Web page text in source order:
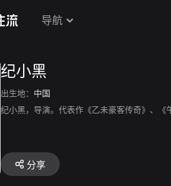
导航
纪小黑
出生地： 中国
纪小黑，导演。代表作《乙未豪客传奇》、《
分享